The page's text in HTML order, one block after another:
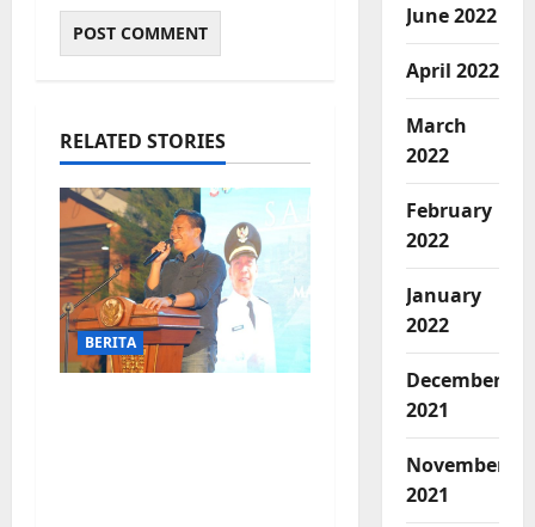
RELATED STORIES
BERITA
June 2022
April 2022
March
2022
February
2022
January
2022
December
2021
November
2021